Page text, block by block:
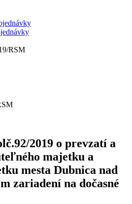
RSM
2019 o prevzatí a
majetku a
mesta Dubnica nad
zariadení na dočasné